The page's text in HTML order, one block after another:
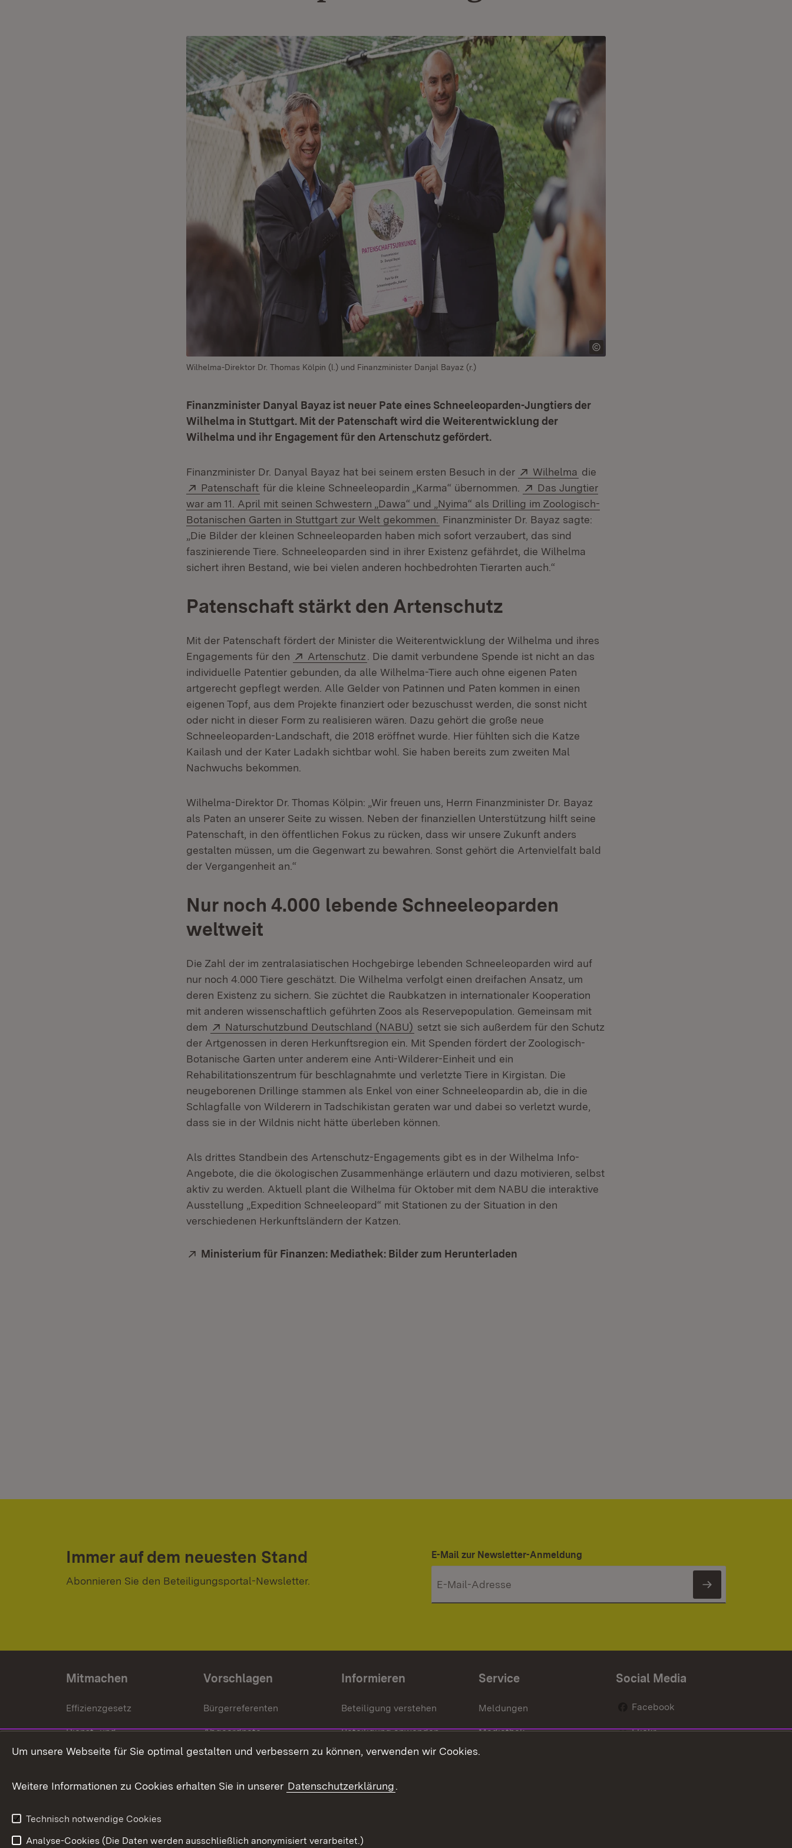
Wilhelma-Direktor Dr. Thomas Kölpin (l.) und Finanzminister Danjal Bayaz (r.)
Finanzminister Danyal Bayaz ist neuer Pate eines Schneeleoparden-Jungtiers der
Wilhelma in Stuttgart. Mit der Patenschaft wird die Weiterentwicklung der
Wilhelma und ihr Engagement für den Artenschutz gefördert.
Finanzminister Dr. Danyal Bayaz hat bei seinem ersten Besuch in der Extern:
Wilhelma (Öffnet in neuem Fenster)
die
Extern:
Patenschaft (Öffnet in neuem Fenster)
für die kleine Schneeleopardin „Karma“ übernommen. Extern:
Das Jungtier
war am 11. April mit seinen Schwestern „Dawa“ und „Nyima“ als Drilling im Zoologisch-
Botanischen Garten in Stuttgart zur Welt gekommen.
(Öffnet in neuem Fenster)
Finanzminister Dr. Bayaz sagte:
„Die Bilder der kleinen Schneeleoparden haben mich sofort verzaubert, das sind
faszinierende Tiere. Schneeleoparden sind in ihrer Existenz gefährdet, die Wilhelma
sichert ihren Bestand, wie bei vielen anderen hochbedrohten Tierarten auch.“
Patenschaft stärkt den Artenschutz
Mit der Patenschaft fördert der Minister die Weiterentwicklung der Wilhelma und ihres
Engagements für den
Extern:
Artenschutz (Öffnet in neuem Fenster)
. Die damit verbundene Spende ist nicht an das
individuelle Patentier gebunden, da alle Wilhelma-Tiere auch ohne eigenen Paten
artgerecht gepflegt werden. Alle Gelder von Patinnen und Paten kommen in einen
eigenen Topf, aus dem Projekte finanziert oder bezuschusst werden, die sonst nicht
oder nicht in dieser Form zu realisieren wären. Dazu gehört die große neue
Schneeleoparden-Landschaft, die 2018 eröffnet wurde. Hier fühlten sich die Katze
Kailash und der Kater Ladakh sichtbar wohl. Sie haben bereits zum zweiten Mal
Nachwuchs bekommen.
Wilhelma-Direktor Dr. Thomas Kölpin: „Wir freuen uns, Herrn Finanzminister Dr. Bayaz
als Paten an unserer Seite zu wissen. Neben der finanziellen Unterstützung hilft seine
Patenschaft, in den öffentlichen Fokus zu rücken, dass wir unsere Zukunft anders
gestalten müssen, um die Gegenwart zu bewahren. Sonst gehört die Artenvielfalt bald
der Vergangenheit an.“
Nur noch 4.000 lebende Schneeleoparden
weltweit
Die Zahl der im zentralasiatischen Hochgebirge lebenden Schneeleoparden wird auf
nur noch 4.000 Tiere geschätzt. Die Wilhelma verfolgt einen dreifachen Ansatz, um
deren Existenz zu sichern. Sie züchtet die Raubkatzen in internationaler Kooperation
mit anderen wissenschaftlich geführten Zoos als Reservepopulation. Gemeinsam mit
dem
Extern:
Naturschutzbund Deutschland (NABU) (Öffnet in neuem Fenster)
setzt sie sich außerdem für den Schutz
der Artgenossen in deren Herkunftsregion ein. Mit Spenden fördert der Zoologisch-
Botanische Garten unter anderem eine Anti-Wilderer-Einheit und ein
Rehabilitationszentrum für beschlagnahmte und verletzte Tiere in Kirgistan. Die
neugeborenen Drillinge stammen als Enkel von einer Schneeleopardin ab, die in die
Schlagfalle von Wilderern in Tadschikistan geraten war und dabei so verletzt wurde,
dass sie in der Wildnis nicht hätte überleben können.
Als drittes Standbein des Artenschutz-Engagements gibt es in der Wilhelma Info-
Angebote, die die ökologischen Zusammenhänge erläutern und dazu motivieren, selbst
aktiv zu werden. Aktuell plant die Wilhelma für Oktober mit dem NABU die interaktive
Ausstellung „Expedition Schneeleopard“ mit Stationen zu der Situation in den
verschiedenen Herkunftsländern der Katzen.
Extern:
Ministerium für Finanzen: Mediathek: Bilder zum Herunterladen
Immer auf dem neuesten Stand
Abonnieren Sie den Beteiligungsportal-Newsletter.
E-Mail zur Newsletter-Anmeldung
Newsletter
Mitmachen
Effizienzgesetz
Dienst- und
Versorgungsbezüge
Weitere
Vorschlagen
Bürgerreferenten
Abgeordnete
Bürgerbeauftragte
Informieren
Beteiligung verstehen
Beteiligung anwenden
Beteiligung stärken
Service
Meldungen
Mediathek
Publikationen
Social Media
Facebook
Flickr
Um unsere Webseite für Sie optimal gestalten und verbessern zu können, verwenden wir Cookies.
Weitere Informationen zu Cookies erhalten Sie in unserer Datenschutzerklärung.
Technisch notwendige Cookies
Analyse-Cookies (Die Daten werden ausschließlich anonymisiert verarbeitet.)